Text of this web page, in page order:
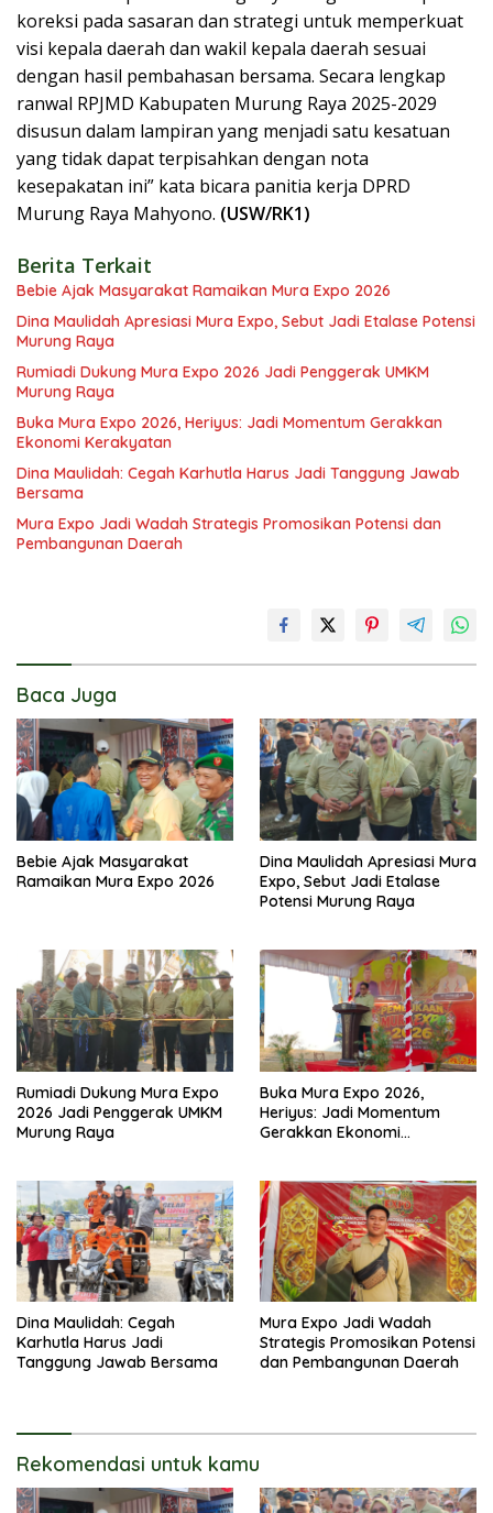
koreksi pada sasaran dan strategi untuk memperkuat
visi kepala daerah dan wakil kepala daerah sesuai
dengan hasil pembahasan bersama. Secara lengkap
ranwal RPJMD Kabupaten Murung Raya 2025-2029
disusun dalam lampiran yang menjadi satu kesatuan
yang tidak dapat terpisahkan dengan nota
kesepakatan ini” kata bicara panitia kerja DPRD
Murung Raya Mahyono. (USW/RK1)
Berita Terkait
Bebie Ajak Masyarakat Ramaikan Mura Expo 2026
Dina Maulidah Apresiasi Mura Expo, Sebut Jadi Etalase Potensi
Murung Raya
Rumiadi Dukung Mura Expo 2026 Jadi Penggerak UMKM
Murung Raya
Buka Mura Expo 2026, Heriyus: Jadi Momentum Gerakkan
Ekonomi Kerakyatan
Dina Maulidah: Cegah Karhutla Harus Jadi Tanggung Jawab
Bersama
Mura Expo Jadi Wadah Strategis Promosikan Potensi dan
Pembangunan Daerah
Baca Juga
Bebie Ajak Masyarakat
Ramaikan Mura Expo 2026
Dina Maulidah Apresiasi Mura
Expo, Sebut Jadi Etalase
Potensi Murung Raya
Rumiadi Dukung Mura Expo
2026 Jadi Penggerak UMKM
Murung Raya
Buka Mura Expo 2026,
Heriyus: Jadi Momentum
Gerakkan Ekonomi
Dina Maulidah: Cegah
Karhutla Harus Jadi
Tanggung Jawab Bersama
Mura Expo Jadi Wadah
Strategis Promosikan Potensi
dan Pembangunan Daerah
Rekomendasi untuk kamu